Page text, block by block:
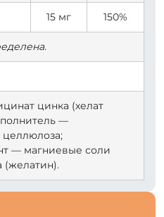
15 мг 150%
цинка (хелат
—
целлюлоза;
— магниевые соли
(желатин).